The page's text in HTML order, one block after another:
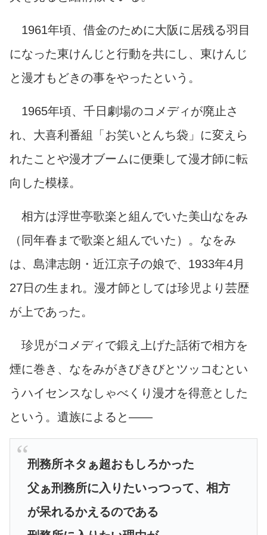
1961年頃、借金のために大阪に居残る羽目
になった東けんじと行動を共にし、東けんじ
と漫才もどきの事をやったという。
1965年頃、千日劇場のコメディが廃止さ
れ、大喜利番組「お笑いとんち袋」に変えら
れたことや漫才ブームに便乗して漫才師に転
向した模様。
相方は浮世亭歌楽と組んでいた美山なをみ
（同年春まで歌楽と組んでいた）。なをみ
は、島津志朗・近江京子の娘で、1933年4月
27日の生まれ。漫才師としては珍児より芸歴
が上であった。
珍児がコメディで鍛え上げた話術で相方を
煙に巻き、なをみがきびきびとツッコむとい
うハイセンスなしゃべくり漫才を得意とした
という。遺族によると――
刑務所ネタぁ超おもしろかった
父ぁ刑務所に入りたいっつって、相方
が呆れるかえるのである